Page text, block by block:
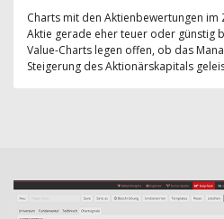
Charts mit den Aktienbewertungen im
Aktie gerade eher teuer oder günstig
Value-Charts legen offen, ob das
Steigerung des Aktionärskapitals